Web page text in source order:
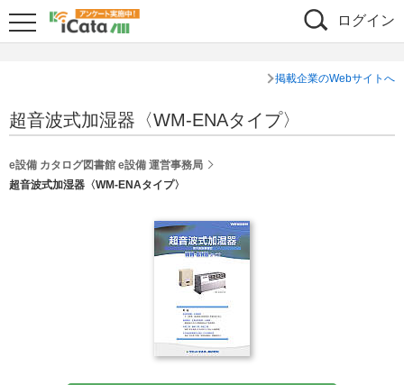
ログイン
掲載企業のWebサイトへ
超音波式加湿器〈WM-ENAタイプ〉
e設備 カタログ図書館 e設備 運営事務局
超音波式加湿器〈WM-ENAタイプ〉